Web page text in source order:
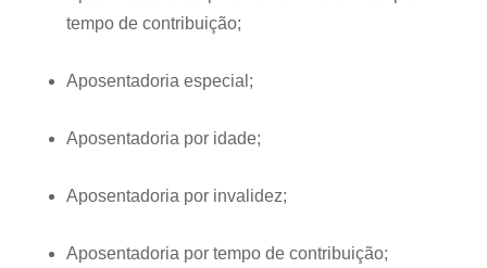
tempo de contribuição;
Aposentadoria especial;
Aposentadoria por idade;
Aposentadoria por invalidez;
Aposentadoria por tempo de contribuição;